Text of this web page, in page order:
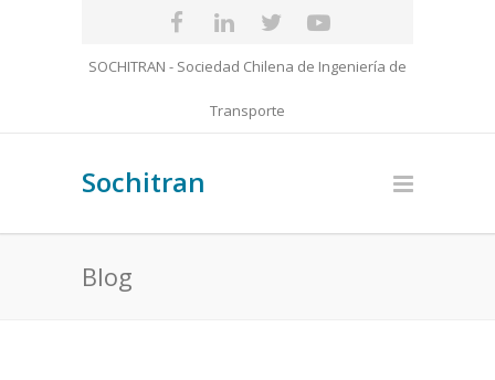
SOCHITRAN - Sociedad Chilena de Ingeniería de
Transporte
Sochitran
Blog